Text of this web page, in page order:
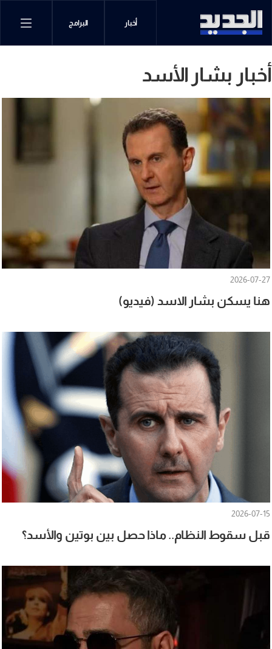
أخبار البرامج
أخبار بشار الأسد
2026-07-27
هنا يسكن بشار الاسد (فيديو)
2026-07-15
قبل سقوط النظام.. ماذا حصل بين بوتين والأسد؟